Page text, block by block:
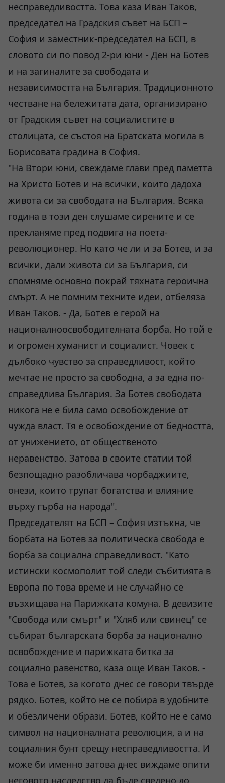
несправедливостта. Това каза Иван Таков,
председател на Градския съвет на БСП –
София и заместник-председател на БСП, в
словото си по повод 2-ри юни - Ден на Ботев
и на загиналите за свободата и
независимостта на България. Традиционното
честване на бележитата дата, организирано
от Градския съвет на социалистите в
столицата, се състоя на Братската могила в
Борисовата градина в София.
"На Втори юни, свеждаме глави пред паметта
на Христо Ботев и на всички, които дадоха
живота си за свободата на България. Всяка
година в този ден слушаме сирените и се
прекланяме пред подвига на поета-
революционер. Но като че ли и за Ботев, и за
всички, дали живота си за България, си
спомняме основно покрай тяхната героична
смърт. А не помним техните идеи, отбеляза
Иван Таков. - Да, Ботев е герой на
националноосвободителната борба. Но той е
и огромен хуманист и социалист. Човек с
дълбоко чувство за справедливост, който
мечтае не просто за свободна, а за една по-
справедлива България. За Ботев свободата
никога не е била само освобождение от
чужда власт. Тя е освобождение от бедността,
от унижението, от общественото
неравенство. Затова в своите статии той
безпощадно разобличава чорбаджиите,
онези, които трупат богатства и влияние
върху гърба на народа".
Председателят на БСП – София изтъкна, че
борбата на Ботев за политическа свобода е
борба за социална справедливост. "Като
истински космополит той следи събитията в
Европа по това време и не случайно се
възхищава на Парижката комуна. В девизите
"Свобода или смърт" и "Хляб или свинец" се
събират българската борба за национално
освобождение и парижката битка за
социално равенство, каза още Иван Таков. -
Това е Ботев, за когото днес се говори твърде
рядко. Ботев, който не се побира в удобните
и обезличени образи. Ботев, който не е само
символ на националната революция, а и на
социалния бунт срещу несправедливостта. И
може би именно затова днес виждаме опити
неговото наследство да бъде сведено до